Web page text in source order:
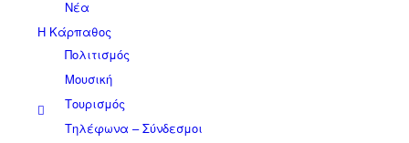
Νέα
Η Κάρπαθος
Πολιτισμός
Μουσική
Τουρισμός
Τηλέφωνα – Σύνδεσμοι